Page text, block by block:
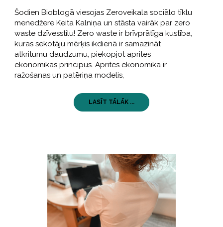
Šodien Bioblogā viesojas Zeroveikala sociālo tīklu
menedžere Keita Kalniņa un stāsta vairāk par zero
waste dzīvesstilu! Zero waste ir brīvprātīga kustība,
kuras sekotāju mērķis ikdienā ir samazināt
atkritumu daudzumu, piekopjot aprites
ekonomikas principus. Aprites ekonomika ir
ražošanas un patēriņa modelis,
LASĪT TĀLĀK ...